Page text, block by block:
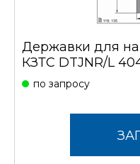
Державки для
КЗТС DTJNR/L
по запросу